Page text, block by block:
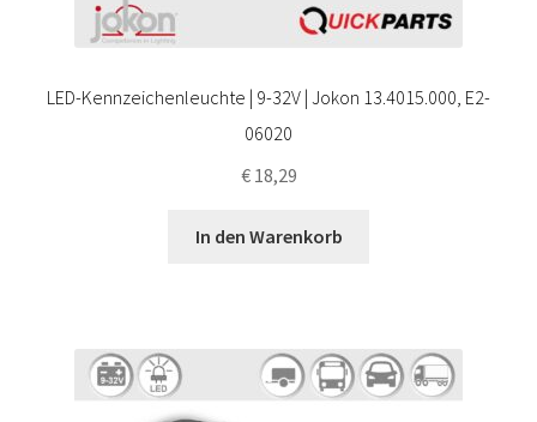
LED-Kennzeichenleuchte | 9-32V | Jokon 13.4015.000, E2-
06020
€18,29
In den Warenkorb